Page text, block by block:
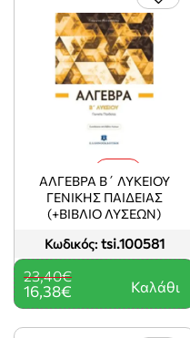
Κωδικός: tsi.100581
ΑΛΓΕΒΡΑ Β΄ ΛΥΚΕΙΟΥ
ΓΕΝΙΚΗΣ ΠΑΙΔΕΙΑΣ
(+ΒΙΒΛΙΟ ΛΥΣΕΩΝ)
16,38€
23,40€
Καλάθι